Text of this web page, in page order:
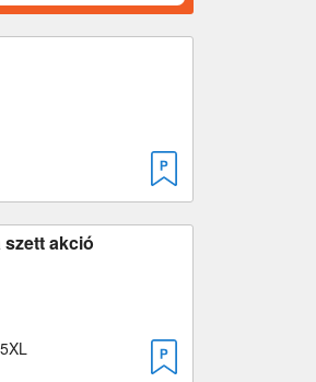
akció